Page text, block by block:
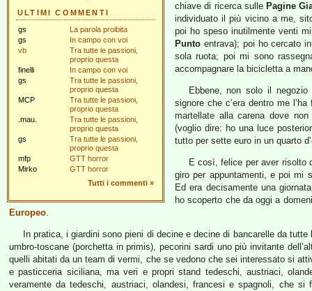
ULTIMI COMMENTI
gs
La parola proibita
gs
In campo con voi
vb
Tra tutte le passioni,
proprio questa
finelli
In campo con voi
gs
Tra tutte le passioni,
proprio questa
MCP
Tra tutte le passioni,
proprio questa
.mau.
Tra tutte le passioni,
proprio questa
gs
Tra tutte le passioni,
proprio questa
mfp
GTT horror
Mirko
GTT horror
Tutti i commenti »
chiave di ricerca sulle Pagine
individuato il più vicino a me,
poi ho speso inutilmente venti
Punto entrava); poi ho cercato
sola ruota; poi mi sono
accompagnare la bicicletta a
Ebbene, non solo il
signore che c’era dentro me
martellate alla carena dove
(voglio dire: ho una luce
tutto per sette euro in un quarto
E così, felice per aver risolto
giro per appuntamenti, e poi mi
Ed era decisamente una
ho scoperto che da oggi a
Europeo.
In pratica, i giardini sono pieni di decine e decine di bancarelle da
umbro-toscane (porchetta in primis), pecorini sardi uno più invitante
quelli abitati da un team di vermi, che se vedono che sei interessato si
e pasticceria siciliana, ma veri e propri stand tedeschi, austriaci,
veramente da tedeschi, austriaci, olandesi, francesi e spagnoli, che